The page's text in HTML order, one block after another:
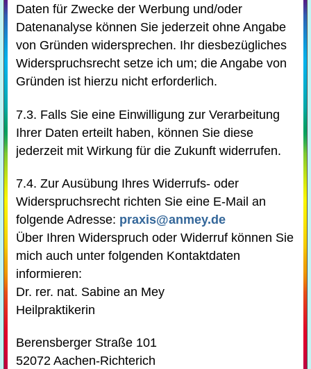
Daten für Zwecke der Werbung und/oder
Datenanalyse können Sie jederzeit ohne Angabe
von Gründen widersprechen. Ihr diesbezügliches
Widerspruchsrecht setze ich um; die Angabe von
Gründen ist hierzu nicht erforderlich.
7.3. Falls Sie eine Einwilligung zur Verarbeitung
Ihrer Daten erteilt haben, können Sie diese
jederzeit mit Wirkung für die Zukunft widerrufen.
7.4. Zur Ausübung Ihres Widerrufs- oder
Widerspruchsrecht richten Sie eine E-Mail an
folgende Adresse: praxis@anmey.de
Über Ihren Widerspruch oder Widerruf können Sie
mich auch unter folgenden Kontaktdaten
informieren:
Dr. rer. nat. Sabine an Mey
Heilpraktikerin
Berensberger Straße 101
52072 Aachen-Richterich